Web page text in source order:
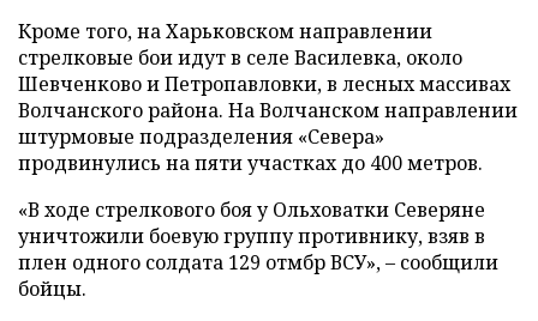
Кроме того, на Харьковском направлении
стрелковые бои идут в селе Василевка, около
Шевченково и Петропавловки, в лесных массивах
Волчанского района. На Волчанском направлении
штурмовые подразделения «Севера»
продвинулись на пяти участках до 400 метров.
«В ходе стрелкового боя у Ольховатки Северяне
уничтожили боевую группу противнику, взяв в
плен одного солдата 129 отмбр ВСУ», – сообщили
бойцы.